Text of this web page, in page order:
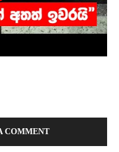
COMMENT